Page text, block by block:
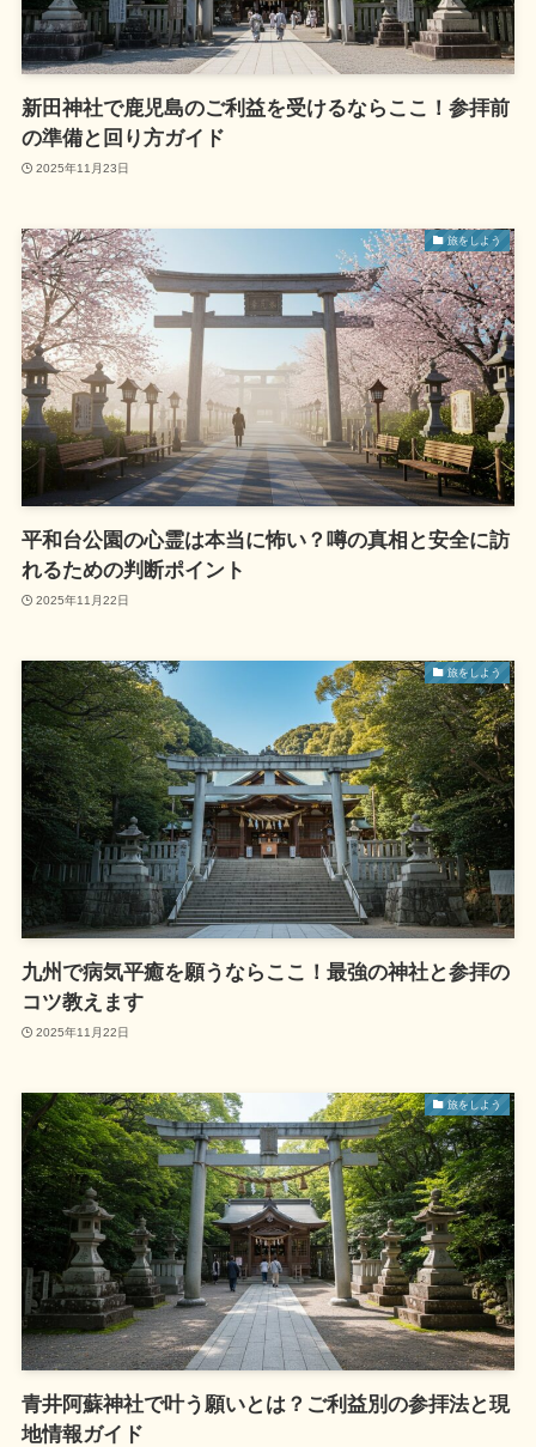
新田神社で鹿児島のご利益を受けるならここ！参拝前
の準備と回り方ガイド
2025年11月23日
旅をしよう
平和台公園の心霊は本当に怖い？噂の真相と安全に訪
れるための判断ポイント
2025年11月22日
旅をしよう
九州で病気平癒を願うならここ！最強の神社と参拝の
コツ教えます
2025年11月22日
旅をしよう
青井阿蘇神社で叶う願いとは？ご利益別の参拝法と現
地情報ガイド